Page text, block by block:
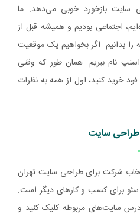
بازخورد خوبی می‌دهد. ما
اجتماعی بودیم و همیشه قبل از
بدانیم. اگر بخواهیم یک موقعیت
اسنپ نام ببریم. همان طور که وقتی
خرید کنید، اول از همه به نظرات
طراحی سایت
شرکت برای طراحی سایت تهران
سئو برای کسب و کارهای دیگر است.
سایت‌های مربوطه کلیک کنید و